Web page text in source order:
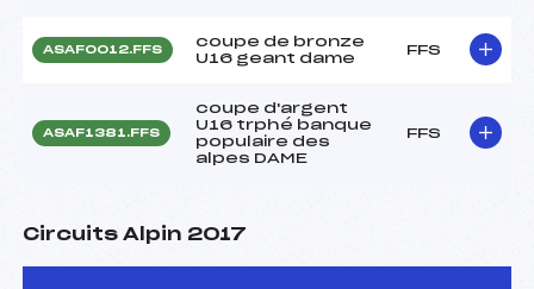
ASAF0012.FFS
coupe de bronze
U16 geant dame
FFS
ASAF1381.FFS
coupe d'argent
U16 trphé banque
populaire des
alpes DAME
FFS
Circuits Alpin 2017